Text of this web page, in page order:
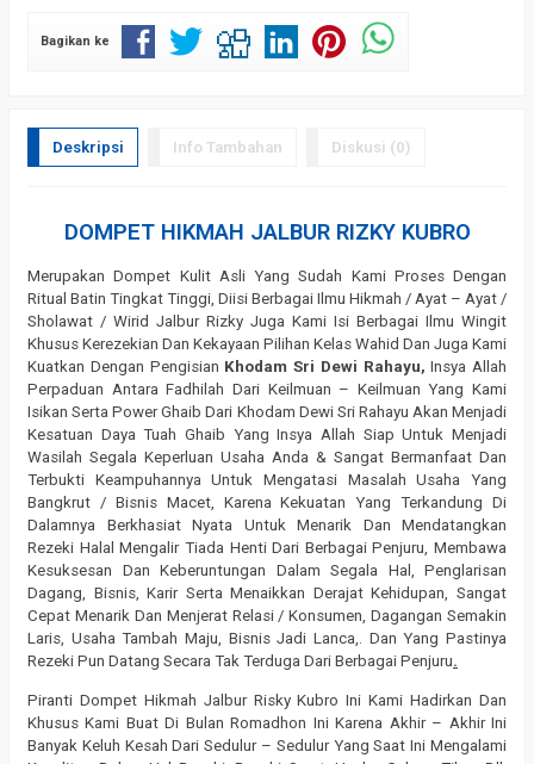
Bagikan ke
Deskripsi Info Tambahan Diskusi (0)
DOMPET HIKMAH JALBUR RIZKY KUBRO
Merupakan Dompet Kulit Asli Yang Sudah Kami Proses Dengan
Ritual Batin Tingkat Tinggi, Diisi Berbagai Ilmu Hikmah / Ayat – Ayat /
Sholawat / Wirid Jalbur Rizky Juga Kami Isi Berbagai Ilmu Wingit
Khusus Kerezekian Dan Kekayaan Pilihan Kelas Wahid Dan Juga Kami
Kuatkan Dengan Pengisian Khodam Sri Dewi Rahayu,Insya Allah
Perpaduan Antara Fadhilah Dari Keilmuan – Keilmuan Yang Kami
Isikan Serta Power Ghaib Dari Khodam Dewi Sri Rahayu Akan Menjadi
Kesatuan Daya Tuah Ghaib Yang Insya Allah Siap Untuk Menjadi
Wasilah Segala Keperluan Usaha Anda & Sangat Bermanfaat Dan
Terbukti Keampuhannya Untuk Mengatasi Masalah Usaha Yang
Bangkrut / Bisnis Macet, Karena Kekuatan Yang Terkandung Di
Dalamnya Berkhasiat Nyata Untuk Menarik Dan Mendatangkan
Rezeki Halal Mengalir Tiada Henti Dari Berbagai Penjuru, Membawa
Kesuksesan Dan Keberuntungan Dalam Segala Hal, Penglarisan
Dagang, Bisnis, Karir Serta Menaikkan Derajat Kehidupan, Sangat
Cepat Menarik Dan Menjerat Relasi / Konsumen, Dagangan Semakin
Laris, Usaha Tambah Maju, Bisnis Jadi Lanca,. Dan Yang Pastinya
Rezeki Pun Datang Secara Tak Terduga Dari Berbagai Penjuru.
Piranti Dompet Hikmah Jalbur Risky Kubro Ini Kami Hadirkan Dan
Khusus Kami Buat Di Bulan Romadhon Ini Karena Akhir – Akhir Ini
Banyak Keluh Kesah Dari Sedulur – Sedulur Yang Saat Ini Mengalami